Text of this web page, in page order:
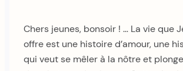
Chers jeunes, bonsoir ! … La vie que
offre est une histoire d’amour, une
qui veut se mêler à la nôtre et